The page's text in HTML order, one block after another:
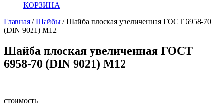
КОРЗИНА
Главная /Шайбы / Шайба плоская увеличенная ГОСТ 6958-70
(DIN 9021) M12
Шайба плоская увеличенная ГОСТ
6958-70 (DIN 9021) M12
стоимость